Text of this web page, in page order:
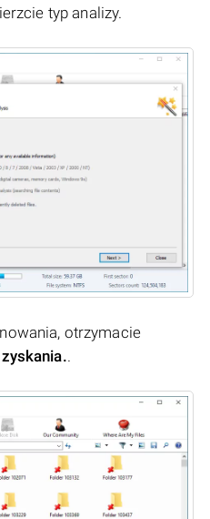
typ analizy.
otrzymacie
.